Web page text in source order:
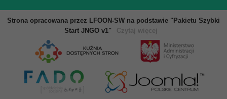
Strona opracowana przez LFOON-SW na podstawie "Pakietu Szybki
Start JNGO v1"
Czytaj więcej